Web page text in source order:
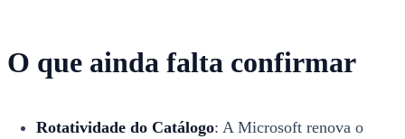
O que ainda falta confirmar
Rotatividade do Catálogo: A Microsoft renova o